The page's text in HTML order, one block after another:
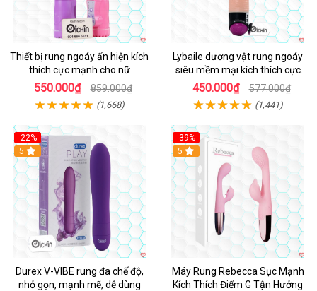
Thiết bị rung ngoáy ẩn hiện kích
thích cực mạnh cho nữ
550.000₫ 859.000₫
(1,668)
Lybaile dương vật rung ngoáy
siêu mềm mại kích thích cực
mạnh
450.000₫ 577.000₫
(1,441)
-22%
Hot
5
Durex V-VIBE rung đa chế độ,
nhỏ gọn, mạnh mẽ, dễ dùng
-39%
Hot
5
Máy Rung Rebecca Sục Mạnh
Kích Thích Điểm G Tận Hưởng